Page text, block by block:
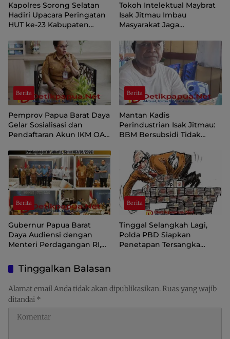
Kapolres Sorong Selatan
Hadiri Upacara Peringatan
HUT ke-23 Kabupaten
Tokoh Intelektual Maybrat
Isak Jitmau Imbau
Masyarakat Jaga
81 Kemerdekaan RI
Berita
Pemprov Papua Barat Daya
Gelar Sosialisasi dan
Pendaftaran Akun IKM OAP
Berita
Mantan Kadis
Perindustrian Isak Jitmau:
BBM Bersubsidi Tidak
Distribusi Perlu Diperkuat
Berita
Gubernur Papua Barat
Daya Audiensi dengan
Menteri Perdagangan RI,
Pusat Perdagangan dan
Ekspor Kawasan Timur
Indonesia
Berita
Tinggal Selangkah Lagi,
Polda PBD Siapkan
Penetapan Tersangka
Tinggalkan Balasan
Alamat email Anda tidak akan dipublikasikan. Ruas yang wajib
ditandai *